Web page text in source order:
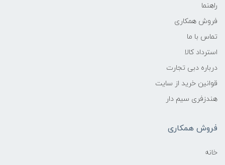
راهنما
فروش همکاری
تماس با ما
استرداد کالا
درباره دبی تجارت
قوانین خرید از سایت
هندزفری سیم دار
فروش همکاری
خانه